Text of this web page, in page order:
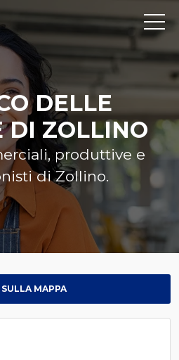
DELLE
DI ZOLLINO
produttive e
di Zollino.
MAPPA